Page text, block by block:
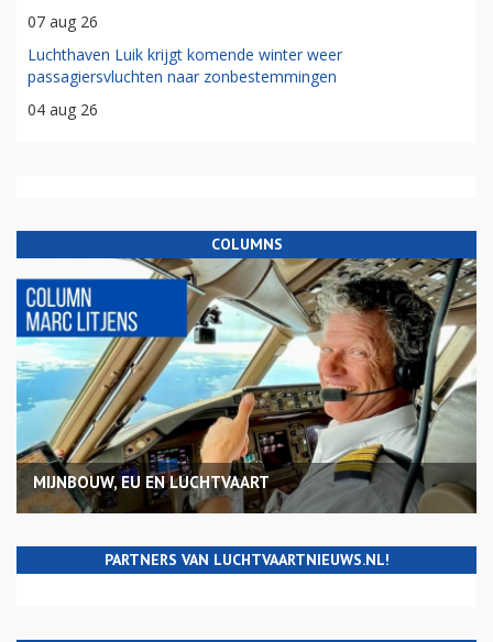
07 aug 26
Luchthaven Luik krijgt komende winter weer
passagiersvluchten naar zonbestemmingen
04 aug 26
COLUMNS
MIJNBOUW, EU EN LUCHTVAART
PARTNERS VAN LUCHTVAARTNIEUWS.NL!